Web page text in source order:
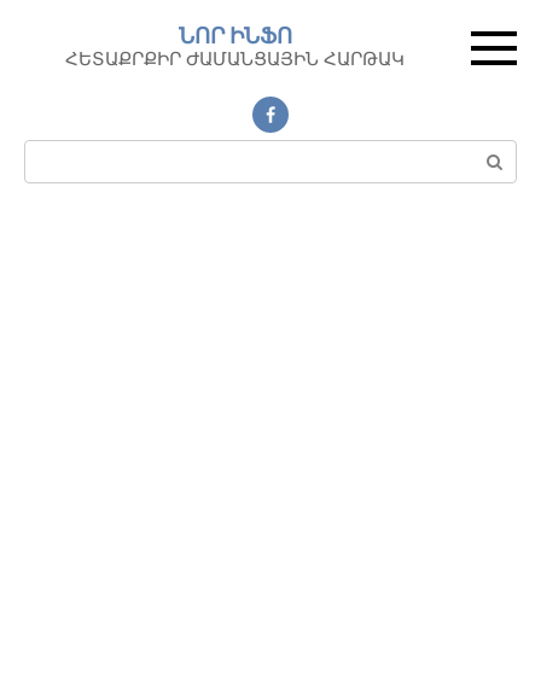
контенту
ՆՈՐ ԻՆՖՈ
ՀԵՏԱՔՐՔԻՐ ԺԱՄԱՆՑԱՅԻՆ ՀԱՐԹԱԿ
Поиск: